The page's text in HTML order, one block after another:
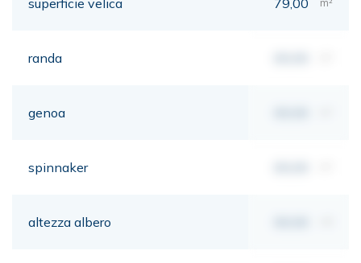
m²
randa
genoa
spinnaker
altezza albero